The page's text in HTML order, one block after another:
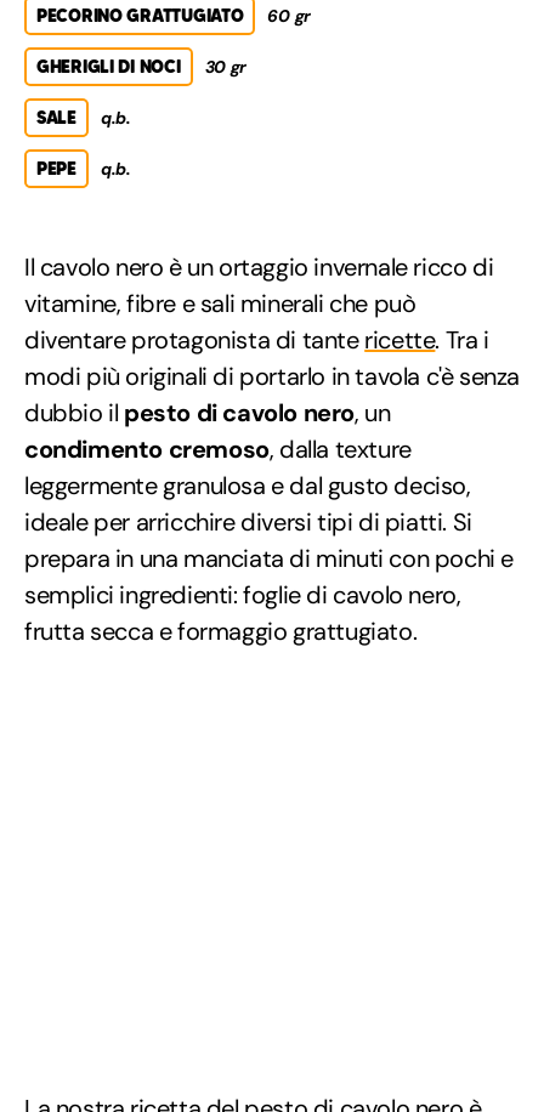
PECORINO GRATTUGIATO 60 gr
GHERIGLI DI NOCI 30 gr
SALE q.b.
PEPE q.b.
Il cavolo nero è un ortaggio invernale ricco di
vitamine, fibre e sali minerali che può
diventare protagonista di tantericette. Tra i
modi più originali di portarlo in tavola c'è senza
dubbio il pesto di cavolo nero, un
condimento cremoso, dalla texture
leggermente granulosa e dal gusto deciso,
ideale per arricchire diversi tipi di piatti. Si
prepara in una manciata di minuti con pochi e
semplici ingredienti: foglie di cavolo nero,
frutta secca e formaggio grattugiato.